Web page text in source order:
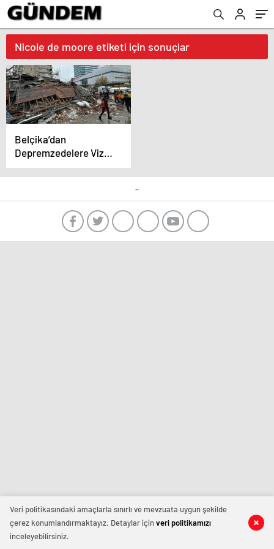
Nicole de moore etiketi için sonuçlar
Belçika’dan
Depremzedelere Vize
Yardımı
-
Veri politikasındaki amaçlarla sınırlı ve mevzuata uygun şekilde
çerez konumlandırmaktayız. Detaylar içinveri politikamızı
inceleyebilirsiniz.